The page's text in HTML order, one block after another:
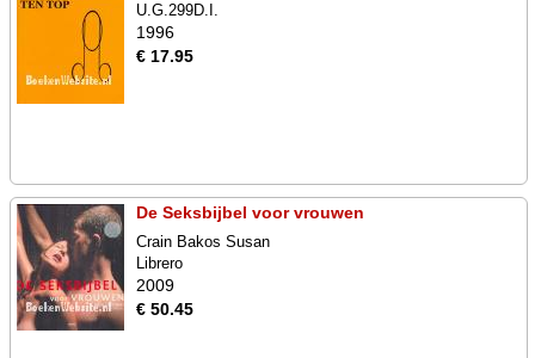
U.G.299D.I.
1996
€ 17.95
De Seksbijbel voor vrouwen
Crain Bakos Susan
Librero
2009
€ 50.45